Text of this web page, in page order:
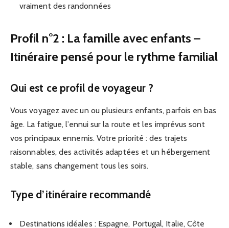
vraiment des randonnées
Profil n°2 : La famille avec enfants –
Itinéraire pensé pour le rythme familial
Qui est ce profil de voyageur ?
Vous voyagez avec un ou plusieurs enfants, parfois en bas
âge. La fatigue, l’ennui sur la route et les imprévus sont
vos principaux ennemis. Votre priorité : des trajets
raisonnables, des activités adaptées et un hébergement
stable, sans changement tous les soirs.
Type d’itinéraire recommandé
Destinations idéales : Espagne, Portugal, Italie, Côte